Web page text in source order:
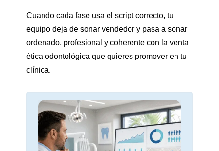
Cuando cada fase usa el script correcto, tu
equipo deja de sonar vendedor y pasa a sonar
ordenado, profesional y coherente con la venta
ética odontológica que quieres promover en tu
clínica.